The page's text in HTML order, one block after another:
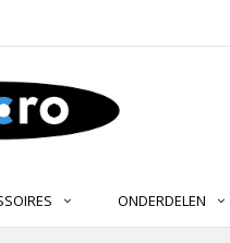
ONDERDELEN